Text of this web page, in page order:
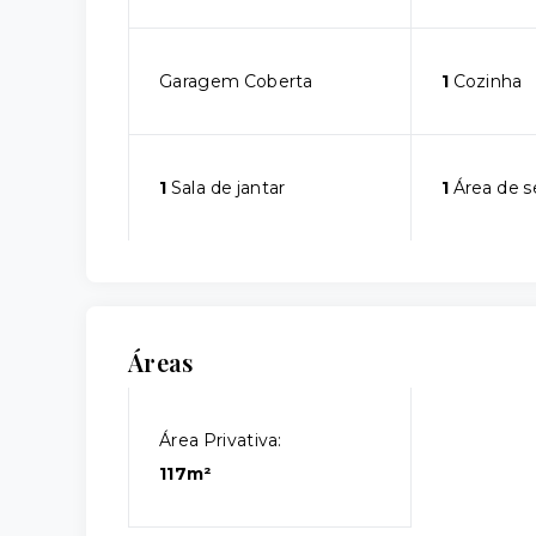
Garagem Coberta 1Cozinha
1 Sala de jantar 1Área de
Áreas
Área Privativa:
117m²